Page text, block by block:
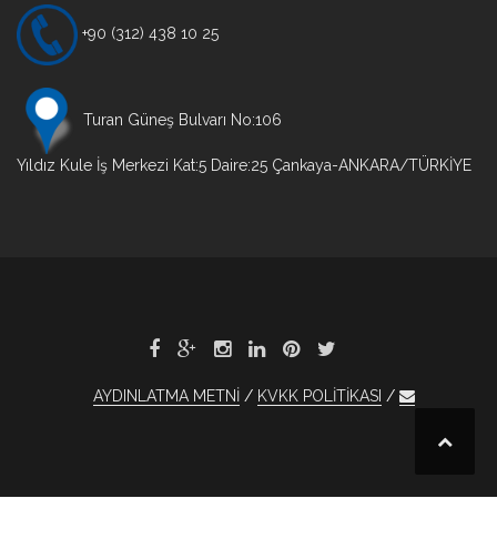
+90 (312) 438 10 25
Turan Güneş Bulvarı No:106
Yıldız Kule İş Merkezi Kat:5 Daire:25 Çankaya-ANKARA/TÜRKİYE
AYDINLATMA METNİ KVKK POLİTİKASI